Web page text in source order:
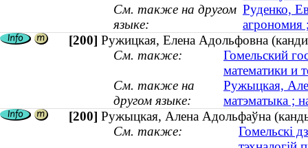
См. также на другом
языке:
Руденко,
[200] Ружицкая, Елена Адольфовна
См. также:
Гомельский
математики и
См. также на
другом языке:
Ружыцкая,
матэматыка ;
[200] Ружыцкая, Алена Адольфаўна
См. также:
Гомельскі